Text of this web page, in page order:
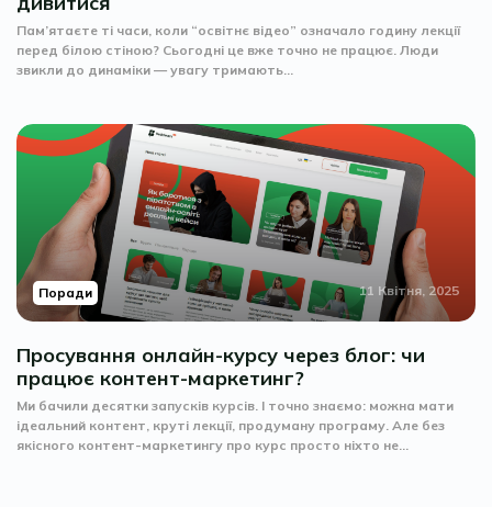
Пам’ятаєте ті часи, коли “освітнє відео” означало годину лекції
перед білою стіною? Сьогодні це вже точно не працює. Люди
звикли до динаміки — увагу тримають...
Поради 11 Квітня, 2025
Просування онлайн-курсу через блог: чи
працює контент-маркетинг?
Ми бачили десятки запусків курсів. І точно знаємо: можна мати
ідеальний контент, круті лекції, продуману програму. Але без
якісного контент-маркетингу про курс просто ніхто не...